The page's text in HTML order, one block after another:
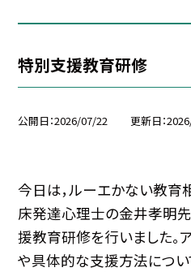
特別支援教育研修
公開日 2026/07/22 更新日
今日は，ルーエかない教育
床発達心理士の金井孝明
援教育研修を行いました。
や具体的な支援方法につい